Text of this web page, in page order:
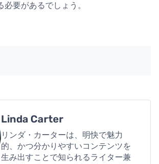
要があるでしょう。
Linda Carter
リンダ・カーターは、明快で魅力
的、かつ分かりやすいコンテンツを
生み出すことで知られるライター兼